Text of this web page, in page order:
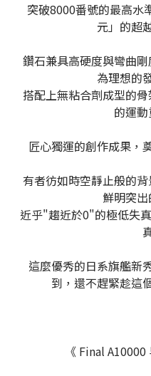
突破8000番號的最高水
元」的超
鑽石兼具高硬度與彎曲
為理想的
搭配上無粘合劑成型的
的運動
匠心獨運的創作成果，
有者彷如時空靜止般的
鮮明突出
近乎"趨近於0"的極低失
這麼優秀的日系旗艦新
到，還不趕緊趁這
《 Final